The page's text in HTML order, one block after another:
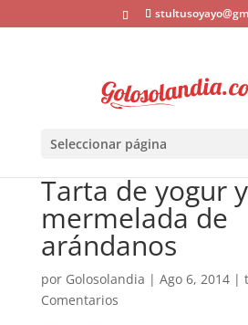
Seleccionar página
Tarta de yogur y
mermelada de
arándanos
por Golosolandia | Ago 6, 2014|
Comentarios